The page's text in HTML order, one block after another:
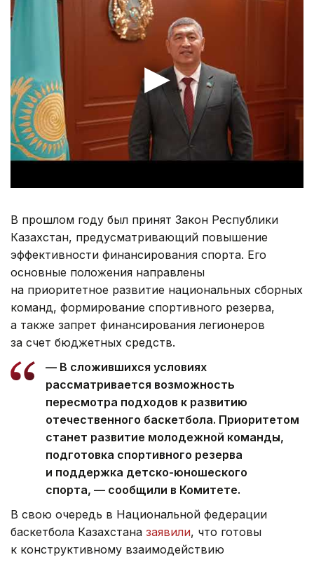
В прошлом году был принят Закон Республики
Казахстан, предусматривающий повышение
эффективности финансирования спорта. Его
основные положения направлены
на приоритетное развитие национальных сборных
команд, формирование спортивного резерва,
а также запрет финансирования легионеров
за счет бюджетных средств.
— В сложившихся условиях
рассматривается возможность
пересмотра подходов к развитию
отечественного баскетбола. Приоритетом
станет развитие молодежной команды,
подготовка спортивного резерва
и поддержка детско-юношеского
спорта, — сообщили в Комитете.
В свою очередь в Национальной федерации
баскетбола Казахстана заявили, что готовы
к конструктивному взаимодействию